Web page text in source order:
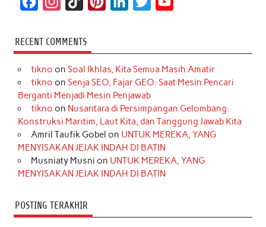
c
e
b
o
k
s
t
a
r
a
m
k
T
o
k
t
e
e
s
t
k
e
d
I
n
t
t
r
T
u
e
RECENT COMMENTS
tikno on Soal Ikhlas, Kita Semua Masih Amatir
tikno on Senja SEO, Fajar GEO: Saat Mesin Pencari
Berganti Menjadi Mesin Penjawab
tikno on Nusantara di Persimpangan Gelombang:
Konstruksi Maritim, Laut Kita, dan Tanggung Jawab Kita
Amril Taufik Gobel on UNTUK MEREKA, YANG
MENYISAKAN JEJAK INDAH DI BATIN
Musniaty Musni on UNTUK MEREKA, YANG
MENYISAKAN JEJAK INDAH DI BATIN
POSTING TERAKHIR